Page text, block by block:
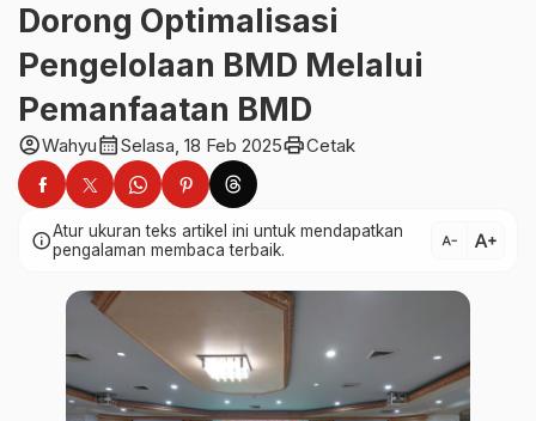
Dorong Optimalisasi
Pengelolaan BMD Melalui
Pemanfaatan BMD
account_circleWahyucalendar_monthSelasa, 18 Feb 2025printCetak
infoAtur ukuran teks artikel ini untuk mendapatkan
pengalaman membaca terbaik.
text_decrease text_increase